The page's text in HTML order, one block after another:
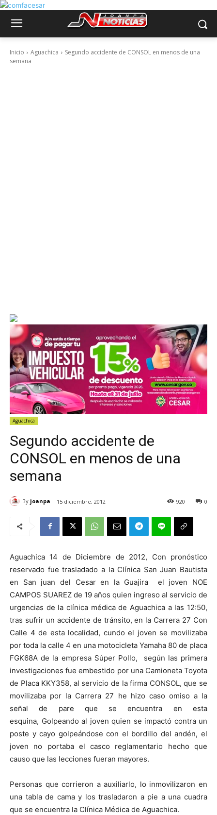
Inicio Aguachica
Segundo accidente de CONSOL en menos de una
semana
Aguachica
Segundo accidente de
CONSOL en menos de una
semana
By joanpa 15 diciembre, 2012 0
920
Aguachica 14 de Diciembre de 2012, Con pronóstico
reservado fue trasladado a la Clínica San Juan Bautista
en San juan del Cesar en la Guajira el joven NOE
CAMPOS SUAREZ de 19 años quien ingreso al servicio de
urgencias de la clínica médica de Aguachica a las 12:50,
tras sufrir un accidente de tránsito, en la Carrera 27 Con
Calle 4 de esta localidad, cundo el joven se movilizaba
por toda la calle 4 en una motocicleta Yamaha 80 de placa
FGK68A de la empresa Súper Pollo, según las primera
investigaciones fue embestido por una Camioneta Toyota
de Placa KKY358, al servicio de la firma CONSOL, que se
movilizaba por la Carrera 27 he hizo caso omiso a la
señal de pare que se encuentra en esta
esquina, Golpeando al joven quien se impactó contra un
poste y cayo golpeándose con el bordillo del andén, el
joven no portaba el casco reglamentario hecho que
causo que las lecciones fueran mayores.
Personas que corrieron a auxiliarlo, lo inmovilizaron en
una tabla de cama y los trasladaron a pie a una cuadra
que se encuentra la Clínica Médica de Aguachica.